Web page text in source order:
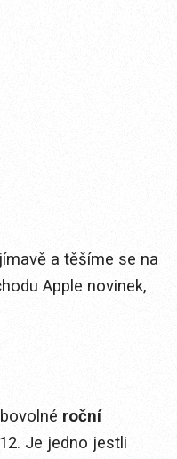
a těšíme se na
Apple novinek,
roční
Je jedno jestli